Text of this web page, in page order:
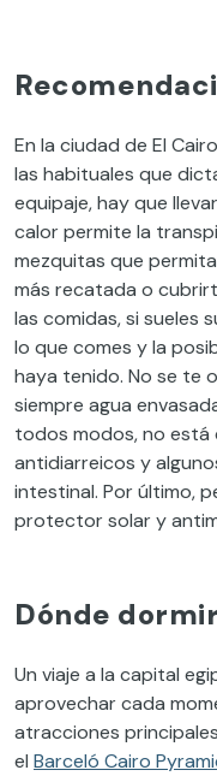
En la ciudad de El
las habituales que
equipaje, hay que
calor permite la
mezquitas que
más recatada o
las comidas, si sueles
lo que comes y la
haya tenido. No se te
siempre agua
todos modos, no está
antidiarreicos y
intestinal. Por último,
protector solar y
Dónde
Un viaje a la capital
aprovechar cada
atracciones
el Barceló Cairo